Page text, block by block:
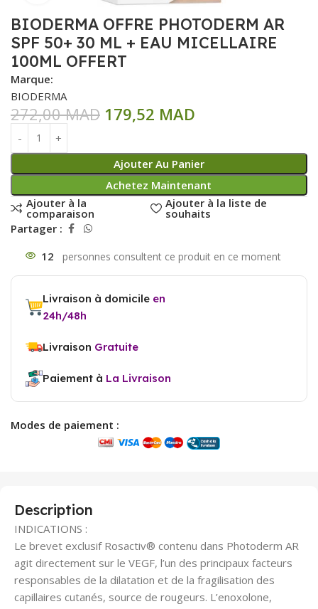
BIODERMA OFFRE PHOTODERM AR
SPF 50+ 30 ML + EAU MICELLAIRE
100ML OFFERT
Marque:
BIODERMA
272,00MAD 179,52 MAD
Ajouter Au Panier
Achetez Maintenant
Ajouter à la
comparaison
Ajouter à la liste de
souhaits
Partager :
12
Livraison à domicile en
24h/48h
Livraison Gratuite
Paiement à La Livraison
Modes de paiement :
Description
INDICATIONS :
Le brevet exclusif Rosactiv® contenu dans Photoderm AR
agit directement sur le VEGF, l’un des principaux facteurs
responsables de la dilatation et de la fragilisation des
capillaires cutanés, source de rougeurs. L’enoxolone,